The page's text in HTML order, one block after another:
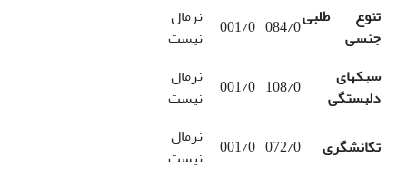
تنوع طلبی
جنسی
084/0
001/0
نرمال
نیست
سبک­های
دلبستگی
108/0
001/0
نرمال
نیست
تکانشگری
072/0
001/0
نرمال
نیست